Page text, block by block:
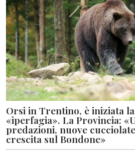
Orsi in Trentino, è iniziata
«iperfagia». La Provincia:
predazioni, nuove
crescita sul Bondone»